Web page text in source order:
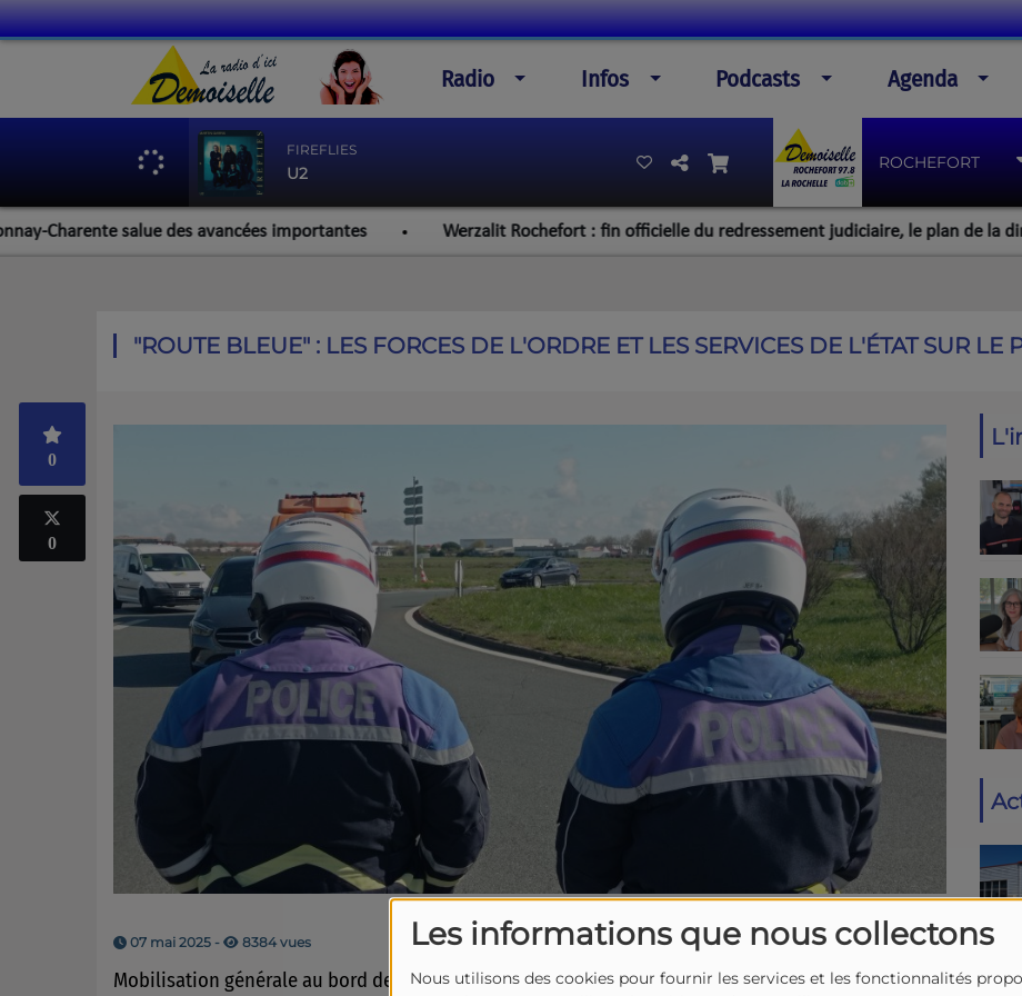
Les informations que nous collectons
Nous utilisons des cookies pour fournir les services et les fonctionnalités
Radio Infos Podcasts Agenda
FIREFLIES
U2
ROCHEFORT
salue des avancées importantes Werzalit Rochefort : fin officielle du redressement judiciaire, le plan de la direction a
"ROUTE BLEUE" : LES FORCES DE L'ORDRE ET LES SERVICES DE L'ÉTAT SUR
0
0
07 mai 2025 - 8384 vues
Mobilisation générale au bord des routes de Charente-Maritime la semaine prochaine.